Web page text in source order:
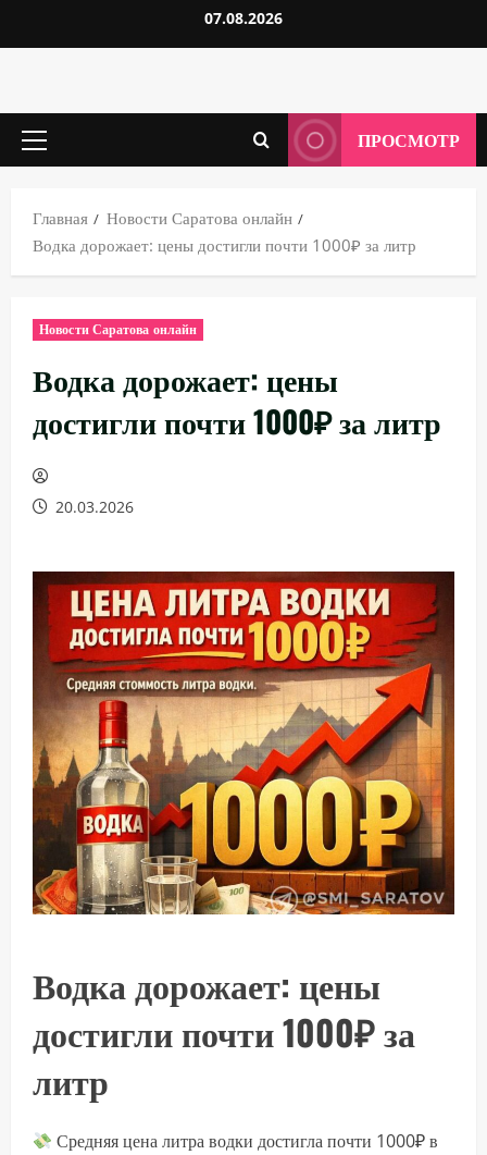
к
07.08.2026
Основное
ПРОСМОТР
Главная
Новости Саратова онлайн
Водка дорожает: цены достигли почти 1000₽ за литр
Новости Саратова онлайн
Водка дорожает: цены
достигли почти 1000₽ за литр
20.03.2026
Водка дорожает: цены
достигли почти 1000₽ за
литр
Средняя цена литра водки достигла почти 1000₽ в